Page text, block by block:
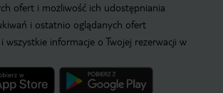
ofert i możliwość ich udostępniania
i ostatnio oglądanych ofert
wszystkie informacje o Twojej rezerwacji w